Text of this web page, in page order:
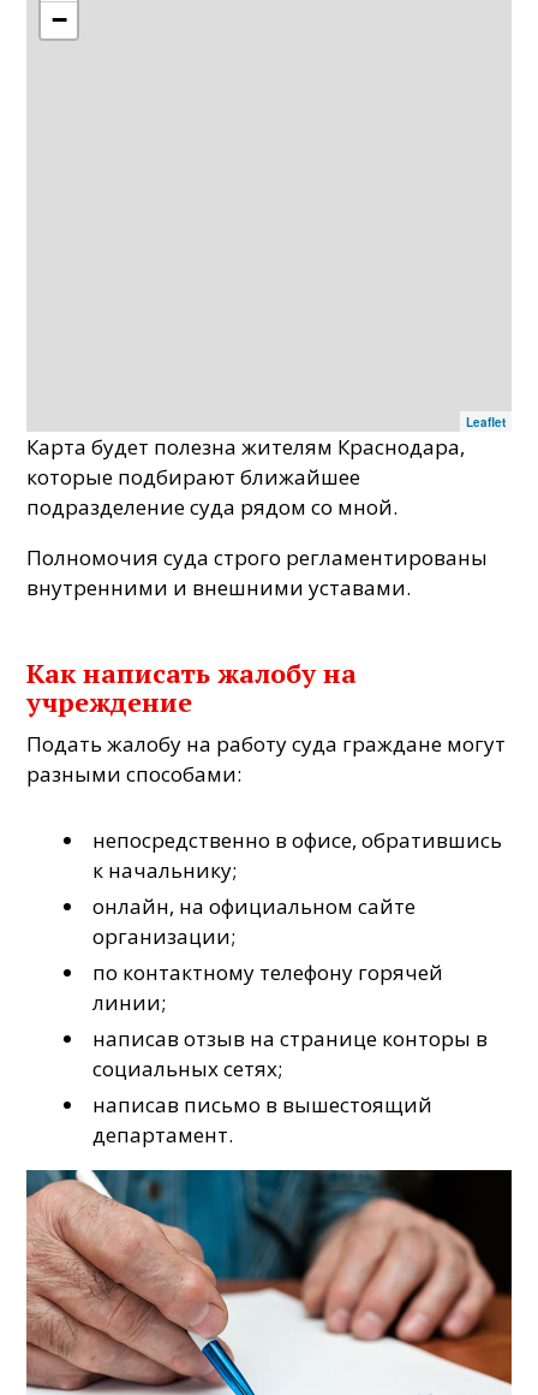
−
Leaflet
Карта будет полезна жителям Краснодара,
которые подбирают ближайшее
подразделение суда рядом со мной.
Полномочия суда строго регламентированы
внутренними и внешними уставами.
Как написать жалобу на
учреждение
Подать жалобу на работу суда граждане могут
разными способами:
непосредственно в офисе, обратившись
к начальнику;
онлайн, на официальном сайте
организации;
по контактному телефону горячей
линии;
написав отзыв на странице конторы в
социальных сетях;
написав письмо в вышестоящий
департамент.